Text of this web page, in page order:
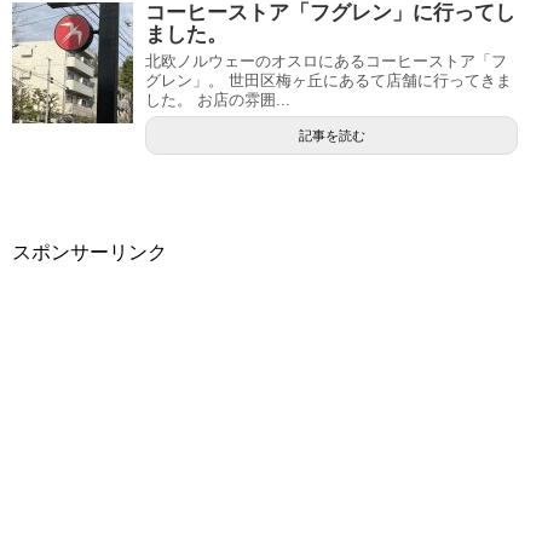
コーヒーストア「フグレン」に行ってし
ました。
北欧ノルウェーのオスロにあるコーヒーストア「フ
グレン」。 世田区梅ヶ丘にあるて店舗に行ってきま
した。 お店の雰囲...
記事を読む
スポンサーリンク